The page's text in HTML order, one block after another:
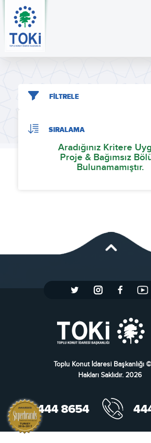
FİLTRELE
SIRALAMA
Aradığınız Kritere
Proje & Bağımsız
Bulunamamıştır.
Toplu Konut İdaresi Başkanlığı
Hakları Saklıdır. 2026